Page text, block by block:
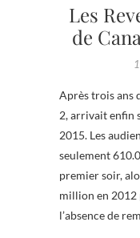
Les
de
Après trois ans
2, arrivait enfin
2015. Les
seulement
premier soir,
million en 2012
l’absence de